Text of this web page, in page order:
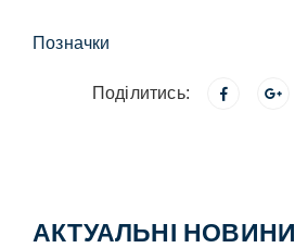
Позначки
Поділитись:
АКТУАЛЬНІ НОВИНИ